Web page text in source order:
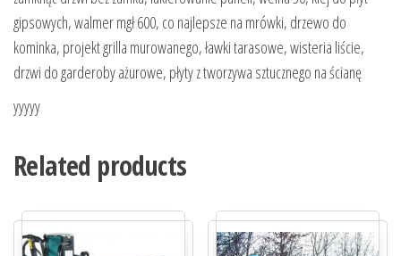
gipsowych, walmer mgł 600, co najlepsze na mrówki, drzewo do
kominka, projekt grilla murowanego, ławki tarasowe, wisteria liście,
drzwi do garderoby ażurowe, płyty z tworzywa sztucznego na ścianę
yyyyy
Related products